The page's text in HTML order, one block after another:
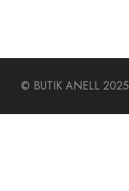
© BUTIK ANELL 2025